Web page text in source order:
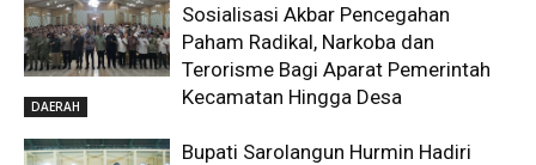
DAERAH
Sosialisasi Akbar Pencegahan
Paham Radikal, Narkoba dan
Terorisme Bagi Aparat Pemerintah
Kecamatan Hingga Desa
Bupati Sarolangun Hurmin Hadiri